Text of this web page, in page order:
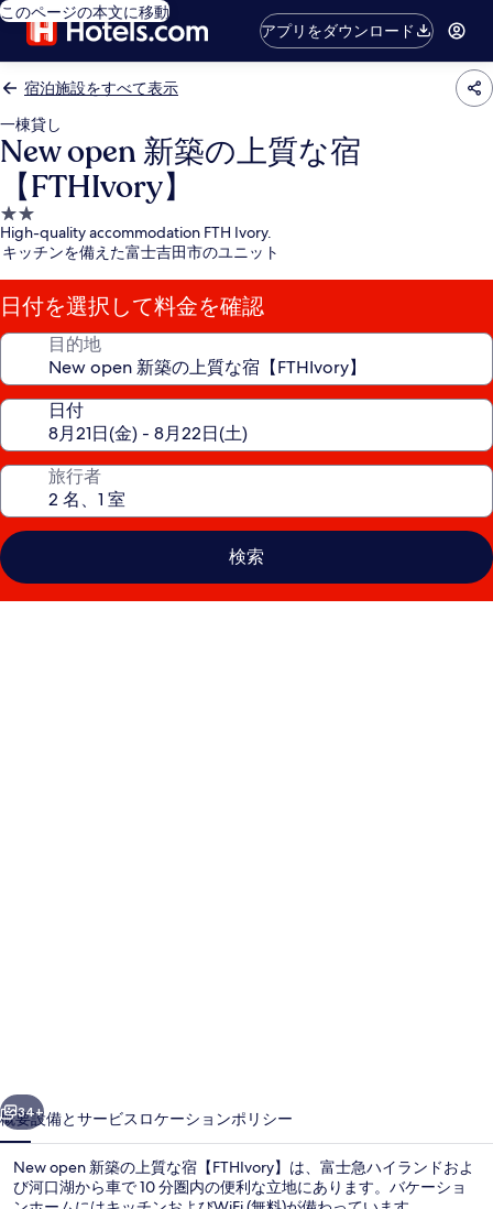
このページの本文に移動
アプリをダウンロード
宿泊施設をすべて表示
一棟貸し
New open 新築の上質な宿
【FTHIvory】
2.0
つ
星
宿
泊
施
High-quality accommodation FTH Ivory.
キッチンを備えた富士吉田市のユニット
日付を選択して料金を確認
目的地
日付
旅行者
検索
な
宿
【FTHIvory】
次へ
34+
概要設備とサービス ロケーションポリシー
New open 新築の上質な宿【FTHIvory】は、富士急ハイランドおよ
び河口湖から車で 10 分圏内の便利な立地にあります。バケーショ